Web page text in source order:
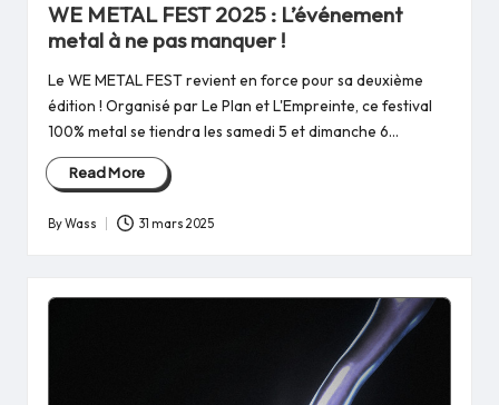
WE METAL FEST 2025 : L’événement
metal à ne pas manquer !
Le WE METAL FEST revient en force pour sa deuxième
édition ! Organisé par Le Plan et L'Empreinte, ce festival
100% metal se tiendra les samedi 5 et dimanche 6…
Read More
Posted
ByWass 31 mars 2025